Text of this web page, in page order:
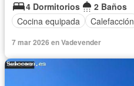
4 Dormitorios
2 Baños
Cocina equipada
Calefacción
7 mar 2026 en Vadevender